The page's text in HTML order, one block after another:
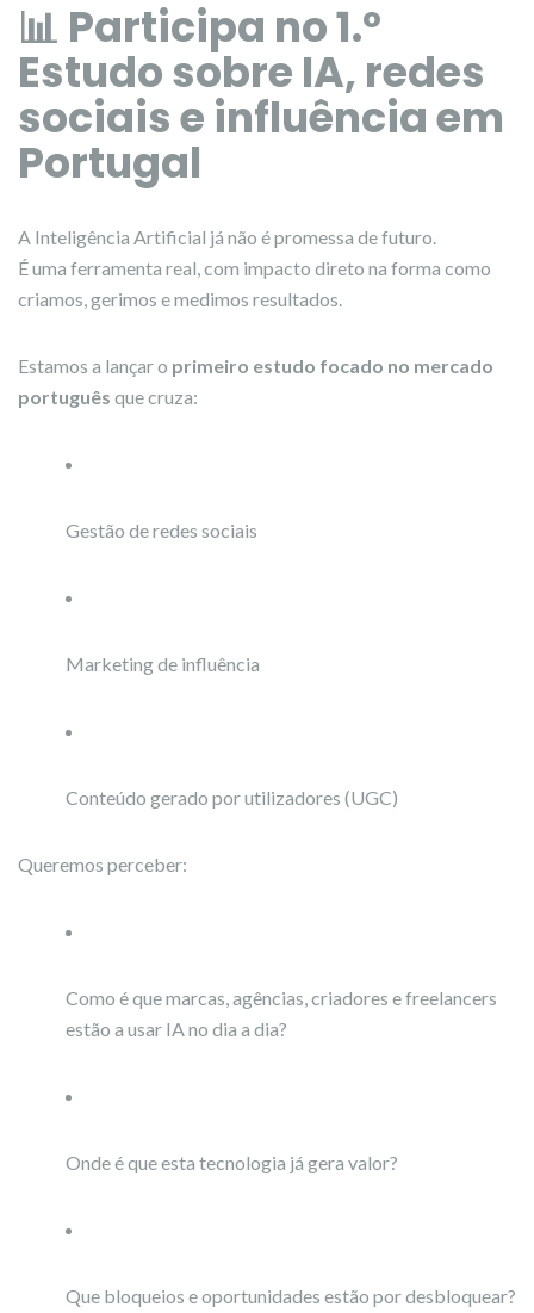
📊 Participa no 1.º
Estudo sobre IA, redes
sociais e influência em
Portugal
A Inteligência Artificial já não é promessa de futuro.
É uma ferramenta real, com impacto direto na forma como
criamos, gerimos e medimos resultados.
Estamos a lançar o primeiro estudo focado no mercado
português que cruza:
Gestão de redes sociais
Marketing de influência
Conteúdo gerado por utilizadores (UGC)
Queremos perceber:
Como é que marcas, agências, criadores e freelancers
estão a usar IA no dia a dia?
Onde é que esta tecnologia já gera valor?
Que bloqueios e oportunidades estão por desbloquear?